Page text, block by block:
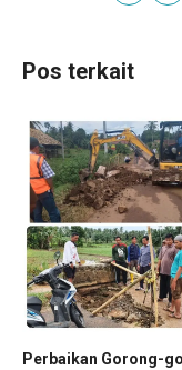
Pos terkait
Perbaikan Gorong-